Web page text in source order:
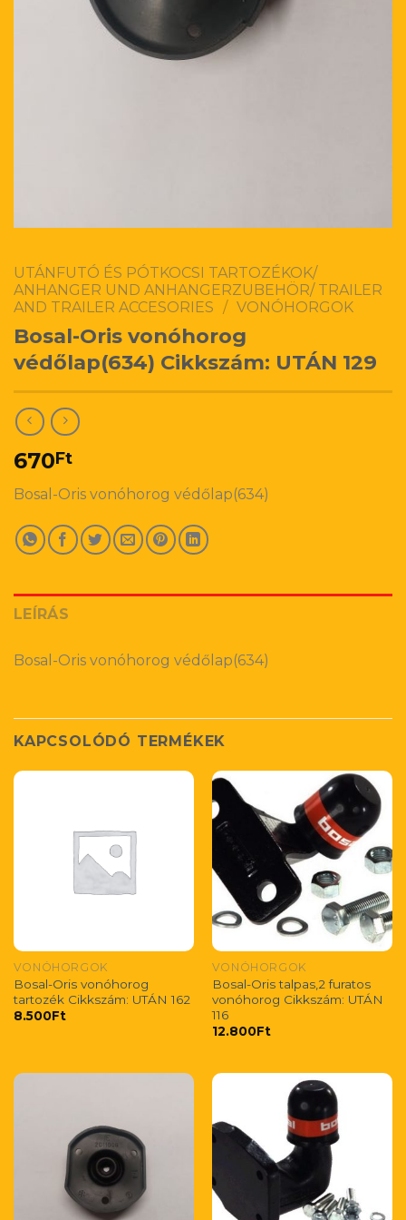
UTÁNFUTÓ ÉS PÓTKOCSI TARTOZÉKOK/
ANHANGER UND ANHANGERZUBEHÖR/ TRAILER
AND TRAILER ACCESORIES
/ VONÓHORGOK
Bosal-Oris vonóhorog
védőlap(634) Cikkszám: UTÁN 129
670Ft
Bosal-Oris vonóhorog védőlap(634)
LEÍRÁS
Bosal-Oris vonóhorog védőlap(634)
KAPCSOLÓDÓ TERMÉKEK
VONÓHORGOK
Bosal-Oris vonóhorog
tartozék Cikkszám: UTÁN 162
8.500Ft
VONÓHORGOK
Bosal-Oris talpas,2 furatos
vonóhorog Cikkszám: UTÁN
116
12.800Ft